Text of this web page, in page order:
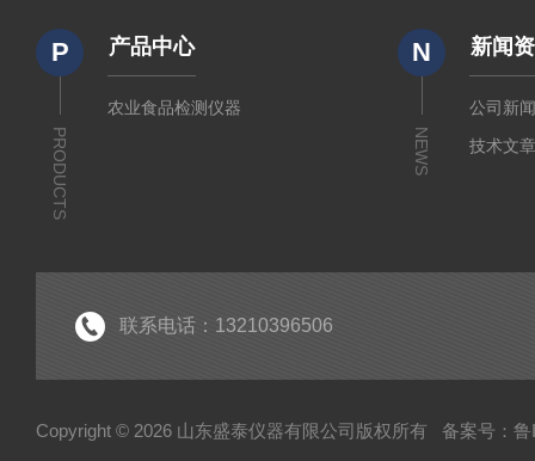
P
PRODUCTS
产品中心
农业食品检测仪器
N
NEWS
新闻
公司新
技术文
联系电话：13210396506
Copyright © 2026 山东盛泰仪器有限公司版权所有 备案号：